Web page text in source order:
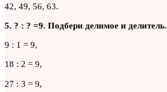
42, 49, 56, 63.
5. ? : ? =9. Подбери делимое и делитель.
9 : 1 = 9,
18 : 2 = 9,
27 : 3 = 9,